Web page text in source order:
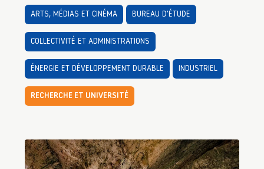
ARTS, MÉDIAS ET CINÉMA BUREAU D'ÉTUDE
COLLECTIVITÉ ET ADMINISTRATIONS
ÉNERGIE ET DÉVELOPPEMENT DURABLE INDUSTRIEL
RECHERCHE ET UNIVERSITÉ